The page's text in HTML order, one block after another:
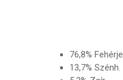
76,8% Fehérje
13,7% Szénh.